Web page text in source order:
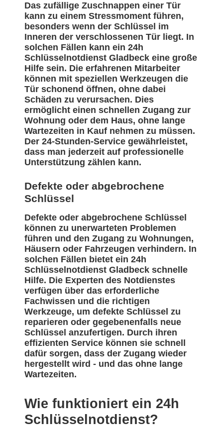
Das zufällige Zuschnappen einer Tür
kann zu einem Stressmoment führen,
besonders wenn der Schlüssel im
Inneren der verschlossenen Tür liegt. In
solchen Fällen kann ein 24h
Schlüsselnotdienst Gladbeck eine große
Hilfe sein. Die erfahrenen Mitarbeiter
können mit speziellen Werkzeugen die
Tür schonend öffnen, ohne dabei
Schäden zu verursachen. Dies
ermöglicht einen schnellen Zugang zur
Wohnung oder dem Haus, ohne lange
Wartezeiten in Kauf nehmen zu müssen.
Der 24-Stunden-Service gewährleistet,
dass man jederzeit auf professionelle
Unterstützung zählen kann.
Defekte oder abgebrochene
Schlüssel
Defekte oder abgebrochene Schlüssel
können zu unerwarteten Problemen
führen und den Zugang zu Wohnungen,
Häusern oder Fahrzeugen verhindern. In
solchen Fällen bietet ein 24h
Schlüsselnotdienst Gladbeck schnelle
Hilfe. Die Experten des Notdienstes
verfügen über das erforderliche
Fachwissen und die richtigen
Werkzeuge, um defekte Schlüssel zu
reparieren oder gegebenenfalls neue
Schlüssel anzufertigen. Durch ihren
effizienten Service können sie schnell
dafür sorgen, dass der Zugang wieder
hergestellt wird - und das ohne lange
Wartezeiten.
Wie funktioniert ein 24h
Schlüsselnotdienst?